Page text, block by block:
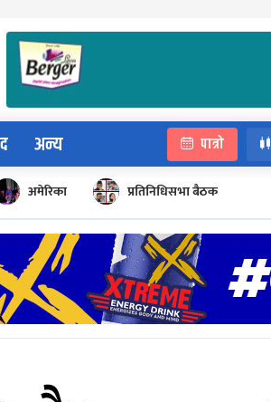
अन्य पात्रो
अमेरिका प्रतिनिधिसभा बैठक